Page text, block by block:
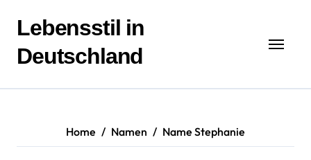
Inhalt
springen
Lebensstil in
Deutschland
Home Namen Name Stephanie